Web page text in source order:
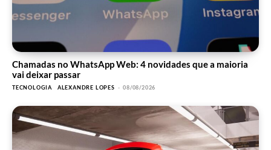
Chamadas no WhatsApp Web: 4 novidades que a maioria
vai deixar passar
TECNOLOGIA ALEXANDRE LOPES - 08/08/2026